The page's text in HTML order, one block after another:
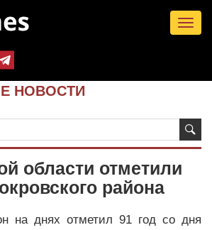
НОВОСТИ
области отметили
района
на днях отметил 91 год со дня